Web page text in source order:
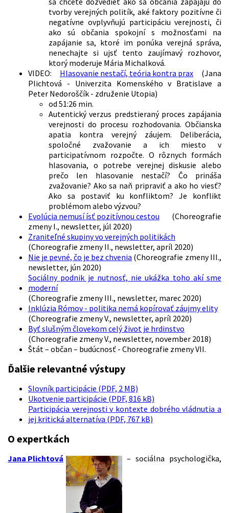
tvorby verejných politík, aké faktory pozitívne či
negatívne ovplyvňujú participáciu verejnosti, či
ako sú občania spokojní s možnosťami na
zapájanie sa, ktoré im ponúka verejná správa,
nenechajte si ujsť tento zaujímavý rozhovor,
ktorý moderuje Mária Michalková.
VIDEO: Hlasovanie nestačí, teória kontra prax (Jana
Plichtová - Univerzita Komenského v Bratislave a
Peter Nedoroščík - združenie Utopia)
od 51:26 min.
Autentický verzus predstieraný proces zapájania
verejnosti do procesu rozhodovania. Občianska
apatia kontra verejný záujem. Deliberácia,
spoločné zvažovanie a ich miesto v
participatívnom rozpočte. O rôznych formách
hlasovania, o potrebe verejnej diskusie alebo
prečo len hlasovanie nestačí? Čo prináša
zvažovanie? Ako sa naň pripraviť a ako ho viesť?
Ako sa postaviť ku konfliktom? Je konflikt
problémom alebo výzvou?
Evolúcia nemusí ísť pozitívnou cestou (Choreografie
zmeny I., newsletter, júl 2020)
Zraniteľné skupiny vo verejných politikách
(Choreografie zmeny II., newsletter, apríl 2020)
Nie je pevné, čo je bez chvenia (Choreografie zmeny III.,
newsletter, jún 2020)
Sociálny podnik je nutnosť, nie ukážka toho akí sme
moderní
(Choreografie zmeny III., newsletter, marec 2020)
Inklúzia Rómov - politika nemá kopírovať záujmy elity
(Choreografie zmeny V., newsletter, apríl 2020)
Byť slušným človekom celý život je hrdinstvo
(Choreografie zmeny V., newsletter, november 2018)
Štát – občan – budúcnosť - Choreografie zmeny VII.
Ďalšie relevantné výstupy
Slovník participácie (PDF, 2 MB)
Ukotvenie participácie (PDF, 816 kB)
Participácia verejnosti v kontexte dobrého vládnutia a
jej kritická alternatíva (PDF, 767 kB)
O expertkách
Jana Plichtová – sociálna psychologička,